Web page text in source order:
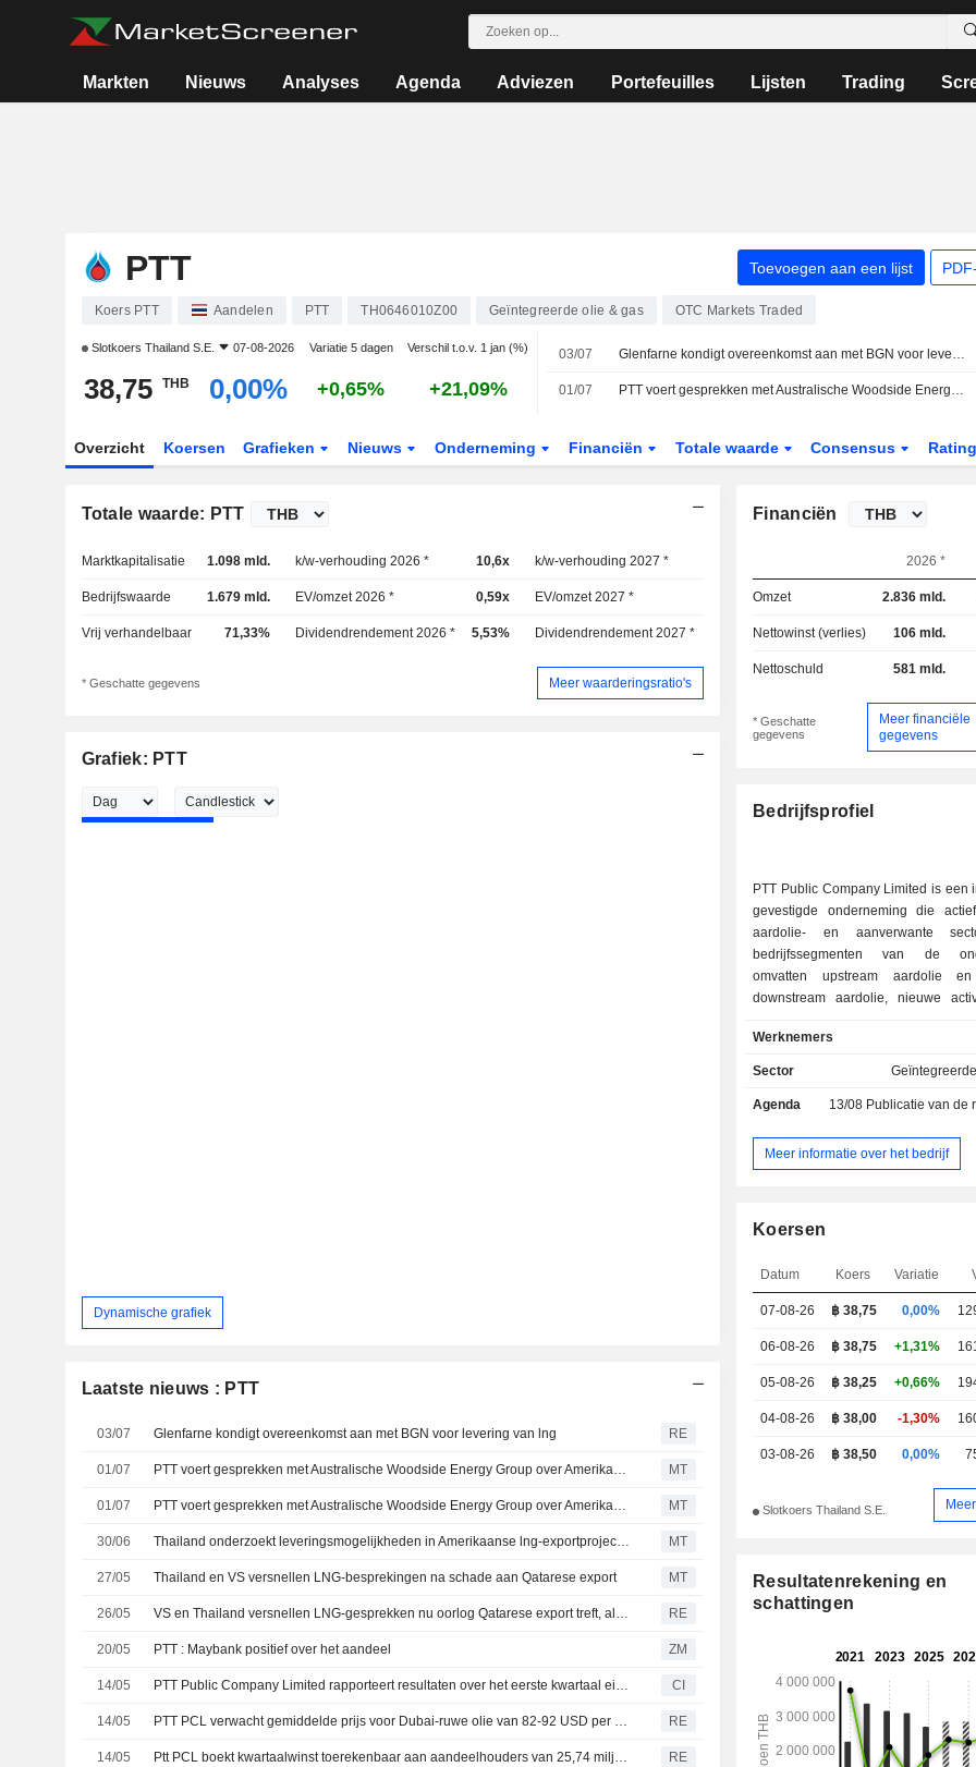
Markten Nieuws Analyses Agenda Adviezen Portefeuilles Lijsten Trading
PTT Toevoegen aan een lijst
Koers PTT Aandelen PTT TH0646010Z00 Geïntegreerde olie & gas OTC Markets Traded
Slotkoers Thailand S.E. 07-08-2026 Variatie 5 dagen Verschil t.o.v. 1 jan (%)
38,75 THB 0,00% +0,65% +21,09%
03/07 Glenfarne kondigt overeenkomst aan met BGN voor levering van lng
01/07 PTT voert gesprekken met Australische Woodside Energy Group over Amerikaans lng-project in Louisiana
Overzicht Koersen Grafieken Nieuws Onderneming Financiën Totale waarde Consensus
Totale waarde: PTT
Marktkapitalisatie 1.098 mld. k/w-verhouding 2026 * 10,6x k/w-verhouding 2027 *
Bedrijfswaarde 1.679 mld. EV/omzet 2026 * 0,59x EV/omzet 2027 *
Vrij verhandelbaar 71,33% Dividendrendement 2026 * 5,53% Dividendrendement 2027 *
* Geschatte gegevens Meer waarderingsratio's
Grafiek: PTT
Dynamische grafiek
Laatste nieuws : PTT
03/07 Glenfarne kondigt overeenkomst aan met BGN voor levering van lng RE
01/07 PTT voert gesprekken met Australische Woodside Energy Group over Amerikaans lng-project in Louisiana MT
01/07 PTT voert gesprekken met Australische Woodside Energy Group over Amerikaans lng-project in Louisiana MT
30/06 Thailand onderzoekt leveringsmogelijkheden in Amerikaanse lng-exportprojecten MT
27/05 Thailand en VS versnellen LNG-besprekingen na schade aan Qatarese export MT
26/05 VS en Thailand versnellen LNG-gesprekken nu oorlog Qatarese export treft, aldus bronnen RE
20/05 PTT : Maybank positief over het aandeel ZM
14/05 PTT Public Company Limited rapporteert resultaten over het eerste kwartaal eindigend op 31 maart 2026 CI
14/05 PTT PCL verwacht gemiddelde prijs voor Dubai-ruwe olie van 82-92 USD per vat in 2026 RE
14/05 Ptt PCL boekt kwartaalwinst toerekenbaar aan aandeelhouders van 25,74 miljard baht RE
Financiën
2026 *
Omzet 2.836 mld.
Nettowinst (verlies) 106 mld.
Nettoschuld 581 mld.
* Geschatte
gegevens
Meer financiële
gegevens
Bedrijfsprofiel
PTT Public Company Limited is een
gevestigde onderneming die
aardolie- en aanverwante
bedrijfssegmenten van de
omvatten upstream aardolie
downstream aardolie, nieuwe
segment upstream aardolie en
aardolie-exploratie en -productie,
omvat olie en detailhandel,
olie en detailhandel houdt zich
olie- en detailhandel, waaronder
activiteiten in binnen- en
aardgas voor klanten op de
en overige producten. Tot de
aardgastransport via
Presentment & Payment en PTT E-
Werknemers
Sector
Agenda 13/08 Publicatie van de
Meer informatie over het bedrijf
Koersen
Datum Koers Variatie
07-08-26 ฿ 38,75 0,00%
06-08-26 ฿ 38,75 +1,31%
05-08-26 ฿ 38,25 +0,66%
04-08-26 ฿ 38,00 -1,30%
03-08-26 ฿ 38,50 0,00%
Slotkoers Thailand S.E.
Resultatenrekening en
schattingen